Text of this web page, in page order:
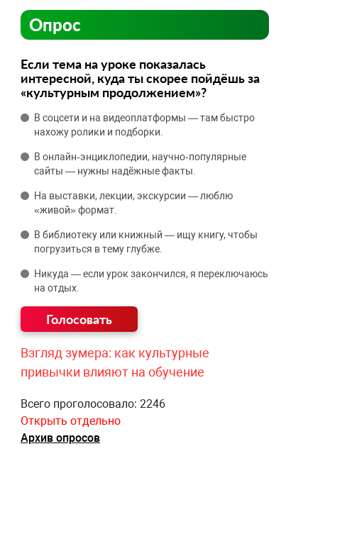
Опрос
Если тема на уроке показалась
интересной, куда ты скорее пойдёшь за
«культурным продолжением»?
В соцсети и на видеоплатформы — там быстро
нахожу ролики и подборки.
В онлайн‑энциклопедии, научно‑популярные
сайты — нужны надёжные факты.
На выставки, лекции, экскурсии — люблю
«живой» формат.
В библиотеку или книжный — ищу книгу, чтобы
погрузиться в тему глубже.
Никуда — если урок закончился, я переключаюсь
на отдых.
Взгляд зумера: как культурные
привычки влияют на обучение
Всего проголосовало: 2246
Открыть отдельно
Архив опросов